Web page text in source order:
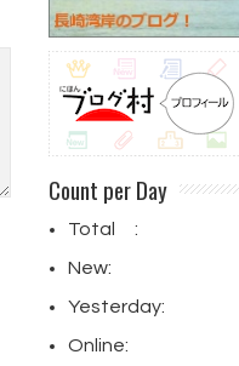
Count per Day
Total :
New:
Yesterday:
Online: